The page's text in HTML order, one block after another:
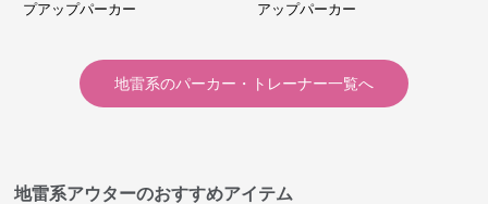
プアップパーカー
アップパーカー
地雷系のパーカー・トレーナー一覧へ
地雷系アウターのおすすめアイテム